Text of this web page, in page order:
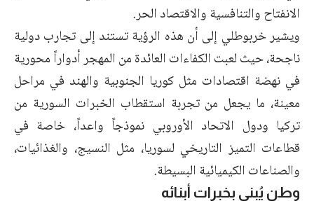
الانفتاح والتنافسية والاقتصاد الحر.
ويشير خربوطلي إلى أن هذه الرؤية تستند إلى تجارب دولية
ناجحة، حيث لعبت الكفاءات العائدة من المهجر أدواراً محورية
في نهضة اقتصادات مثل كوريا الجنوبية والهند في مراحل
معينة، ما يجعل من تجربة استقطاب الخبرات السورية من
تركيا ودول الاتحاد الأوروبي نموذجاً واعداً، خاصة في
قطاعات التميز التاريخي لسوريا، مثل النسيج، والغذائيات،
والصناعات الكيميائية البسيطة.
وطن يُبنى بخبرات أبنائه